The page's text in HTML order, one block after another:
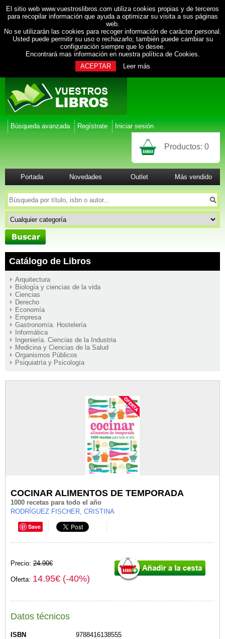
El sitio web www.vuestroslibros.com utiliza cookies propias y de terceros
para recopilar información que ayuda a optimizar su visita a sus páginas
web.
No se utilizarán las cookies para recoger información de carácter personal.
Usted puede permitir su uso o rechazarlo; también puede cambiar su
configuración siempre que lo desee.
Encontrará mas información en nuestra política de Cookies.
ACEPTAR
Leer más
Búsqueda avanzada Regístrate Iniciar sesión
Productos: 0
Portada Novedades Outlet Más vendido
Catálogo de Libros
Arquitectura
Biología y ciencias de la vida
Ciencias
Derecho
Economía
Empresa
Gastronomía. Hostelería
Informática
Ingeniería. Ciencias de la Industria
Medicina y Ciencias de la Salud
Organismos Públicos
Psiquiatría y Psicología
COCINAR ALIMENTOS DE TEMPORADA
1000 recetas para todo el año
RODRÍGUEZ FISCHER, CRISTINA
Save
Precio: 24.90€
Oferta: 14.95€ (-40%)
Datos técnicos
ISBN
9788416138555